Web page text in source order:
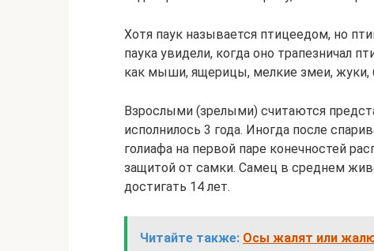
Хотя паук называется птицеедом, но
паука увидели, когда оно трапезничал
как мыши, ящерицы, мелкие змеи, жуки,
Взрослыми (зрелыми) считаются
исполнилось 3 года. Иногда после
голиафа на первой паре конечностей
защитой от самки. Самец в среднем
достигать 14 лет.
Читайте также: Осы жалят или